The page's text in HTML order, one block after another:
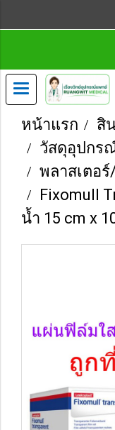
หน้าแรก
สิ
วัสดุอุปกร
พลาสเตอ
Fixomull
น้ำ 15 cm x